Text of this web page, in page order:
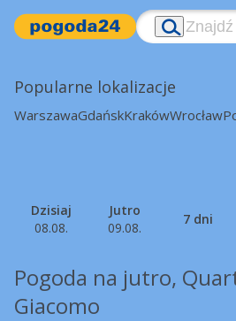
Popularne lokalizacje
WarszawaGdańskKrakówWrocław
Dzisiaj
08.08.
Jutro
09.08.
7 dni
Pogoda na jutro,
Giacomo